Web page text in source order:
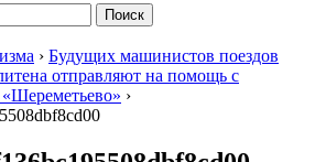
› Будущих машинистов поездов
отправляют на помощь с
›